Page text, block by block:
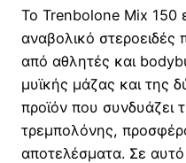
Το Trenbolone Mix 150
αναβολικό στεροειδές
από αθλητές και
μυϊκής μάζας και της
προϊόν που
τρεμπολόνης,
αποτελέσματα. Σε